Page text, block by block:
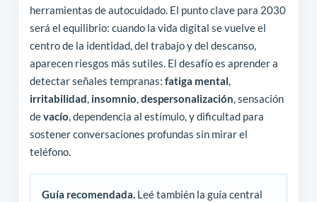
herramientas de autocuidado. El punto clave para 2030
será el equilibrio: cuando la vida digital se vuelve el
centro de la identidad, del trabajo y del descanso,
aparecen riesgos más sutiles. El desafío es aprender a
detectar señales tempranas: fatiga mental,
irritabilidad, insomnio,despersonalización, sensación
devacío, dependencia al estímulo, y dificultad para
sostener conversaciones profundas sin mirar el
teléfono.
Guía recomendada.Leé también la guía central